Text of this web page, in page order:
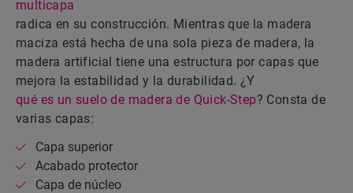
multicapa
radica en su construcción. Mientras que la madera
maciza está hecha de una sola pieza de madera, la
madera artificial tiene una estructura por capas que
mejora la estabilidad y la durabilidad. ¿Y
qué es un suelo de madera de Quick-Step? Consta de
varias capas:
Capa superior
Acabado protector
Capa de núcleo